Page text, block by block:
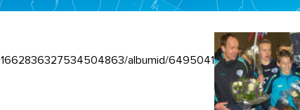
albumid/6495041795391288625?